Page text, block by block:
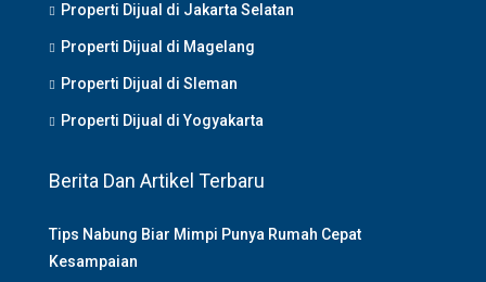
Properti Dijual di Jakarta Selatan
Properti Dijual di Magelang
Properti Dijual di Sleman
Properti Dijual di Yogyakarta
Berita Dan Artikel Terbaru
Tips Nabung Biar Mimpi Punya Rumah Cepat
Kesampaian